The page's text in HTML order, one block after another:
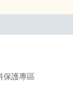
保護專區